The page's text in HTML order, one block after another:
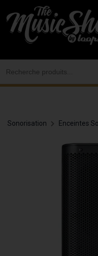
au
contenu
Sonorisation Enceintes